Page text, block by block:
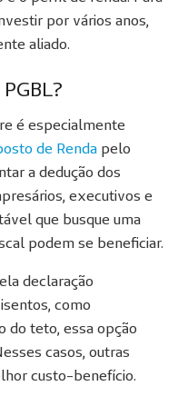
por vários anos,
aliado.
é especialmente
de Renda pelo
a dedução dos
executivos e
que busque uma
podem se beneficiar.
declaração
como
do teto, essa opção
casos, outras
custo-benefício.